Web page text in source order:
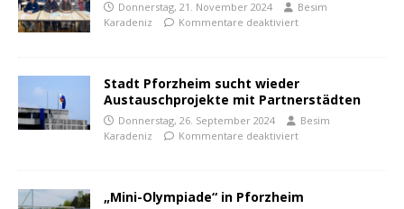
Donnerstag, 21. November 2024
Besim
Karadeniz
Kommentare deaktiviert
Stadt Pforzheim sucht wieder
Austauschprojekte mit Partnerstädten
Donnerstag, 26. September 2024
Besim
Karadeniz
Kommentare deaktiviert
„Mini-Olympiade“ in Pforzheim